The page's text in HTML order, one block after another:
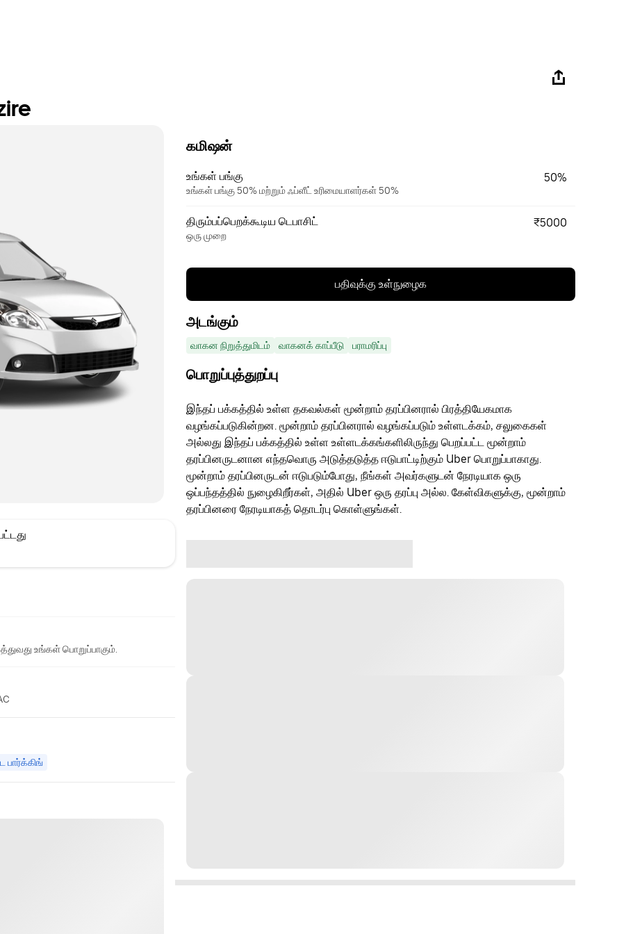
உங்கள் பொறுப்பாகும்.
பார்க்கிங்
கமிஷன்
உங்கள் பங்கு
உங்கள் பங்கு 50% மற்றும் ஃப்ளீட் உரிமையாளர்கள் 50%
50%
திரும்பப்பெறக்கூடிய டெபாசிட்
ஒரு முறை
₹5000
பதிவுக்கு உள்நுழைக
அடங்கும்
வாகன நிறுத்துமிடம் வாகனக் காப்பீடு பராமரிப்பு
பொறுப்புத்துறப்பு
இந்தப் பக்கத்தில் உள்ள தகவல்கள் மூன்றாம் தரப்பினரால் பிரத்தியேகமாக
வழங்கப்படுகின்றன. மூன்றாம் தரப்பினரால் வழங்கப்படும் உள்ளடக்கம், சலுகைகள்
அல்லது இந்தப் பக்கத்தில் உள்ள உள்ளடக்கங்களிலிருந்து பெறப்பட்ட மூன்றாம்
தரப்பினருடனான எந்தவொரு அடுத்தடுத்த ஈடுபாட்டிற்கும் Uber பொறுப்பாகாது.
மூன்றாம் தரப்பினருடன் ஈடுபடும்போது, நீங்கள் அவர்களுடன் நேரடியாக ஒரு
ஒப்பந்தத்தில் நுழைகிறீர்கள், அதில் Uber ஒரு தரப்பு அல்ல. கேள்விகளுக்கு, மூன்றாம்
தரப்பினரை நேரடியாகத் தொடர்பு கொள்ளுங்கள்.